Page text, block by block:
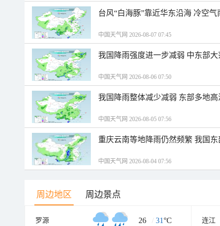
台风“白海豚”靠近华东沿海 冷空
中国天气网 2026-08-07 07:45
我国降雨强度进一步减弱 中东部
中国天气网 2026-08-06 07:50
我国降雨整体减少减弱 东部多地
中国天气网 2026-08-05 07:56
重庆云南等地降雨仍然频繁 我国
中国天气网 2026-08-04 07:56
周边地区 周边景点
罗源 26 / 31°C 连江